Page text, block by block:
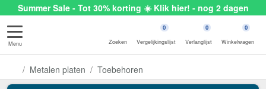
Summer Sale - Tot 30% korting ☀️ Klik hier! - nog 2 dagen
Menu Zoeken
0
Vergelijkingslijst
0
Verlanglijst
0
Winkelwagen
Metalen platen Toebehoren